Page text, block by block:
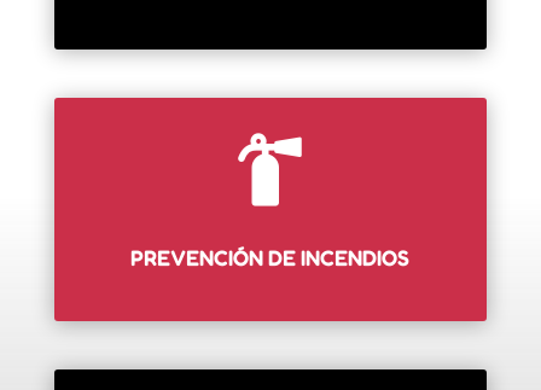

PREVENCIÓN DE INCENDIOS